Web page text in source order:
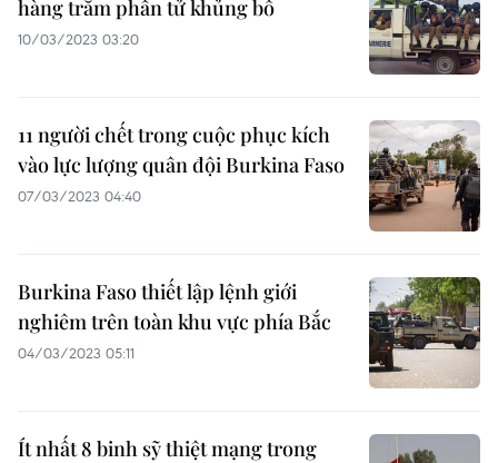
hàng trăm phần tử khủng bố
10/03/2023 03:20
11 người chết trong cuộc phục kích
vào lực lượng quân đội Burkina Faso
07/03/2023 04:40
Burkina Faso thiết lập lệnh giới
nghiêm trên toàn khu vực phía Bắc
04/03/2023 05:11
Ít nhất 8 binh sỹ thiệt mạng trong